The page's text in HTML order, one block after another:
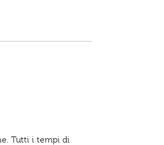
Tutti i tempi di